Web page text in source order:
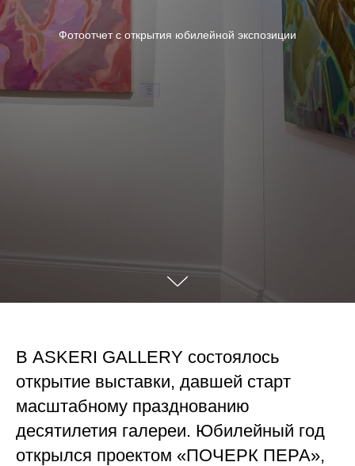
Фотоотчет с открытия юбилейной экспозиции
В ASKERI GALLERY состоялось
открытие выставки, давшей старт
масштабному празднованию
десятилетия галереи. Юбилейный год
открылся проектом «ПОЧЕРК ПЕРА»,